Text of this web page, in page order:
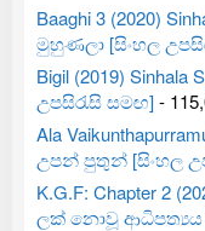
Baaghi 3 (2020)
මුහුණලා [සිංහල
Bigil (2019)
උපසිරැසි සමඟ]-
Ala
උපන් පුතුන් [සිංහල
K.G.F: Chapter 2
ලක් නොවූ ආධිපත්‍යය